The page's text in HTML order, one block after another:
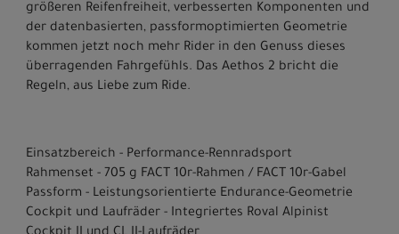
größeren Reifenfreiheit, verbesserten Komponenten und
der datenbasierten, passformoptimierten Geometrie
kommen jetzt noch mehr Rider in den Genuss dieses
überragenden Fahrgefühls. Das Aethos 2 bricht die
Regeln, aus Liebe zum Ride.
Einsatzbereich - Performance-Rennradsport
Rahmenset - 705 g FACT 10r-Rahmen / FACT 10r-Gabel
Passform - Leistungsorientierte Endurance-Geometrie
Cockpit und Laufräder - Integriertes Roval Alpinist